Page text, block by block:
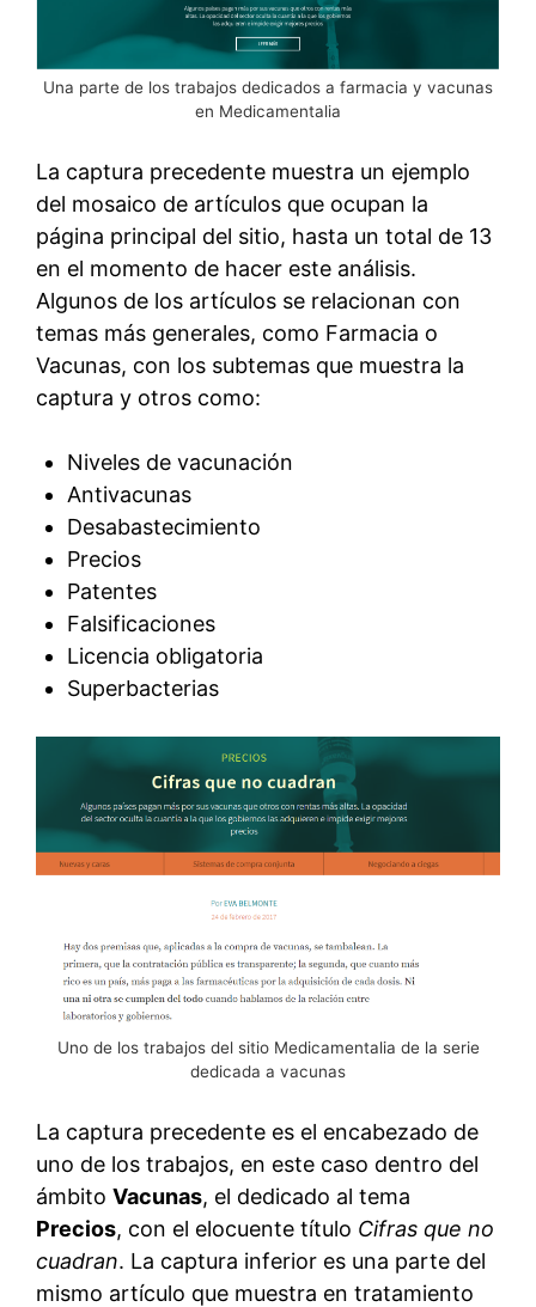
Una parte de los trabajos dedicados a farmacia y vacunas
en Medicamentalia
La captura precedente muestra un ejemplo
del mosaico de artículos que ocupan la
página principal del sitio, hasta un total de 13
en el momento de hacer este análisis.
Algunos de los artículos se relacionan con
temas más generales, como Farmacia o
Vacunas, con los subtemas que muestra la
captura y otros como:
Niveles de vacunación
Antivacunas
Desabastecimiento
Precios
Patentes
Falsificaciones
Licencia obligatoria
Superbacterias
Uno de los trabajos del sitio Medicamentalia de la serie
dedicada a vacunas
La captura precedente es el encabezado de
uno de los trabajos, en este caso dentro del
ámbito Vacunas, el dedicado al tema
Precios, con el elocuente título Cifras que no
cuadran. La captura inferior es una parte del
mismo artículo que muestra en tratamiento